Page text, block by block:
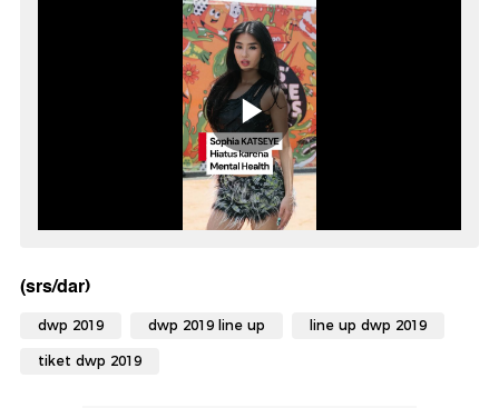
(srs/dar)
dwp 2019 dwp 2019 line up line up dwp 2019
tiket dwp 2019